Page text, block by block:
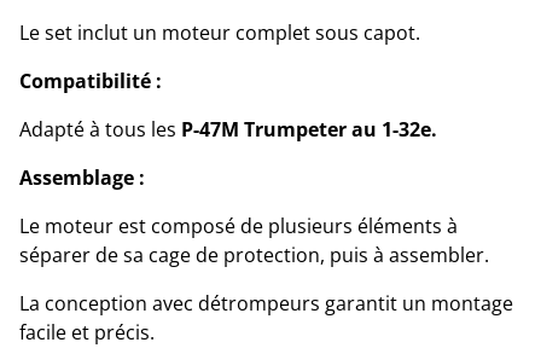
Le set inclut un moteur complet sous capot.
Compatibilité :
Adapté à tous les P-47M Trumpeter au 1-32e.
Assemblage :
Le moteur est composé de plusieurs éléments à
séparer de sa cage de protection, puis à assembler.
La conception avec détrompeurs garantit un montage
facile et précis.